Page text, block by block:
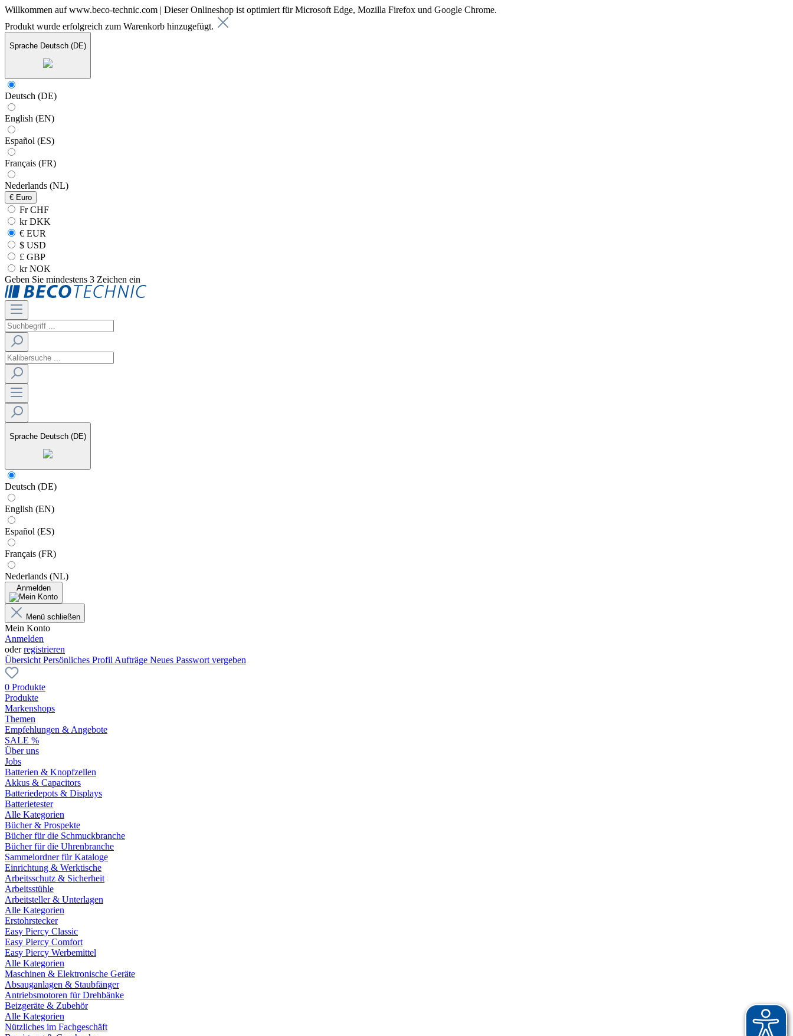
Willkommen auf www.beco-technic.com | Dieser Onlineshop ist optimiert für Microsoft Edge, Mozilla Firefox und Google Chrome.
Produkt wurde erfolgreich zum Warenkorb hinzugefügt.
Sprache Deutsch (DE)
Deutsch (DE)
English (EN)
Español (ES)
Français (FR)
Nederlands (NL)
€ Euro
Fr CHF
kr DKK
€ EUR
$ USD
£ GBP
kr NOK
Geben Sie mindestens 3 Zeichen ein
Sprache Deutsch (DE)
Deutsch (DE)
English (EN)
Español (ES)
Français (FR)
Nederlands (NL)
Anmelden
Menü schließen
Mein Konto
Anmelden
oderregistrieren
Übersicht Persönliches Profil Aufträge Neues Passwort vergeben
0 Produkte
Produkte
Markenshops
Themen
Empfehlungen & Angebote
SALE %
Über uns
Jobs
Batterien & Knopfzellen
Akkus & Capacitors
Batteriedepots & Displays
Batterietester
Alle Kategorien
Bücher & Prospekte
Bücher für die Schmuckbranche
Bücher für die Uhrenbranche
Sammelordner für Kataloge
Einrichtung & Werktische
Arbeitsschutz & Sicherheit
Arbeitsstühle
Arbeitsteller & Unterlagen
Alle Kategorien
Erstohrstecker
Easy Piercy Classic
Easy Piercy Comfort
Easy Piercy Werbemittel
Alle Kategorien
Maschinen & Elektronische Geräte
Absauganlagen & Staubfänger
Antriebsmotoren für Drehbänke
Beizgeräte & Zubehör
Alle Kategorien
Nützliches im Fachgeschäft